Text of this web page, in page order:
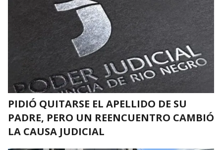
PIDIÓ QUITARSE EL APELLIDO DE SU
PADRE, PERO UN REENCUENTRO CAMBIÓ
LA CAUSA JUDICIAL